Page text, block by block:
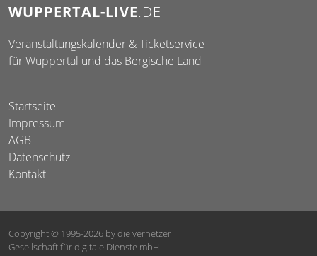
WUPPERTAL-LIVE.DE
Veranstaltungskalender & Ticketservice
für Wuppertal und das Bergische Land
Startseite
Impressum
AGB
Datenschutz
Kontakt
Copyright © 1995-2026 by die vernetzer
Gesellschaft für digitale Dienste mbH